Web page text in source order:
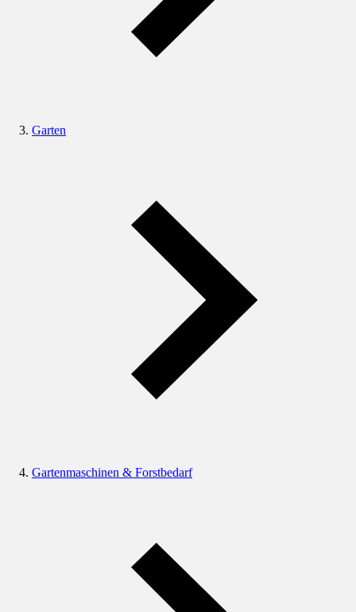
Garten
Gartenmaschinen & Forstbedarf